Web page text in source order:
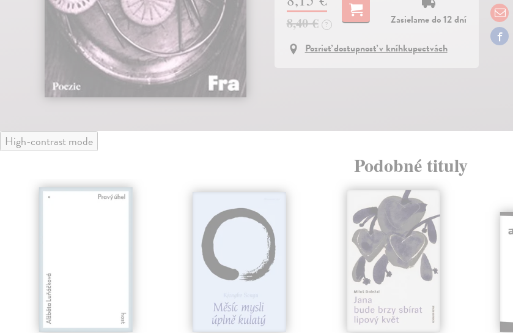
8,40 € ?
Zasielame do 12 dní
Pozrieť dostupnosť v kníhkupectvách
High-contrast mode
Podobné tituly